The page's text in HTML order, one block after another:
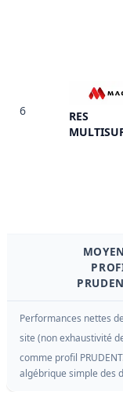
6
RES
Performances nettes
site (non exhaustivité
comme profil
algébrique simple des